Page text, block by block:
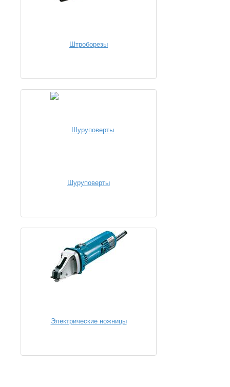
Штроборезы
Шуруповерты
Электрические ножницы